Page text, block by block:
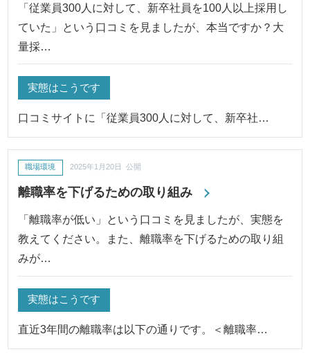
「従業員300人に対して、新卒社員を100人以上採用し
ていた」という口コミを見ましたが、本当ですか？大
量採…
実態はこうです
口コミサイトに「従業員300人に対して、新卒社…
離職率を下げるための取り組み
職場環境 2025年1月20日 公開
「離職率が低い」という口コミを見ましたが、実態を
教えてください。また、離職率を下げるための取り組
みが…
実態はこうです
直近3年間の離職率は以下の通りです。＜離職率…